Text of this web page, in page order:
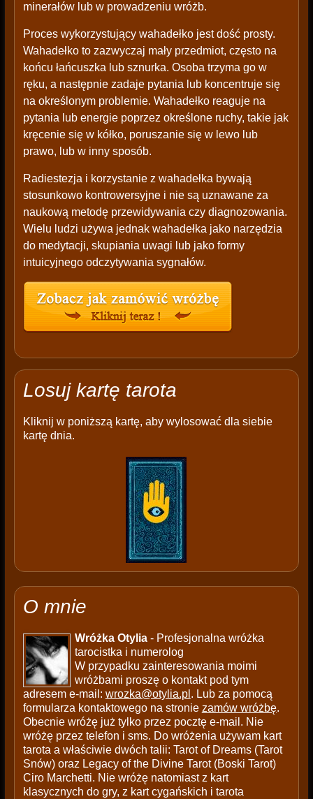
minerałów lub w prowadzeniu wróżb.
Proces wykorzystujący wahadełko jest dość prosty.
Wahadełko to zazwyczaj mały przedmiot, często na
końcu łańcuszka lub sznurka. Osoba trzyma go w
ręku, a następnie zadaje pytania lub koncentruje się
na określonym problemie. Wahadełko reaguje na
pytania lub energie poprzez określone ruchy, takie jak
kręcenie się w kółko, poruszanie się w lewo lub
prawo, lub w inny sposób.
Radiestezja i korzystanie z wahadełka bywają
stosunkowo kontrowersyjne i nie są uznawane za
naukową metodę przewidywania czy diagnozowania.
Wielu ludzi używa jednak wahadełka jako narzędzia
do medytacji, skupiania uwagi lub jako formy
intuicyjnego odczytywania sygnałów.
Losuj kartę tarota
Kliknij w poniższą kartę, aby wylosować dla siebie
kartę dnia.
O mnie
Wróżka Otylia- Profesjonalna wróżka
tarocistka i numerolog
W przypadku zainteresowania moimi
wróżbami proszę o kontakt pod tym
adresem e-mail: wrozka@otylia.pl . Lub za pomocą
formularza kontaktowego na stronie zamów wróżbę.
Obecnie wróżę już tylko przez pocztę e-mail. Nie
wróżę przez telefon i sms. Do wróżenia używam kart
tarota a właściwie dwóch talii: Tarot of Dreams (Tarot
Snów) oraz Legacy of the Divine Tarot (Boski Tarot)
Ciro Marchetti. Nie wróżę natomiast z kart
klasycznych do gry, z kart cygańskich i tarota